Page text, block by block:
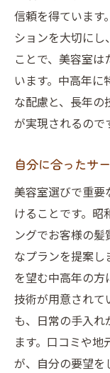
信頼を得ています
ションを大切に
ことで、美容室
います。中高年
な配慮と、長年の
が実現されるので
自分に合ったサ
美容室選びで重要
けることです。昭
ングでお客様の
なプランを提案
を望む中高年の
技術が用意されて
も、日常の手入
ます。口コミや
が、自分の要望を